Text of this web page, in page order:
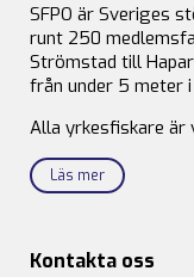
SFPO är Sveriges
runt 250
Strömstad till
från under 5 meter
Alla yrkesfiskare är
Läs mer
Kontakta oss